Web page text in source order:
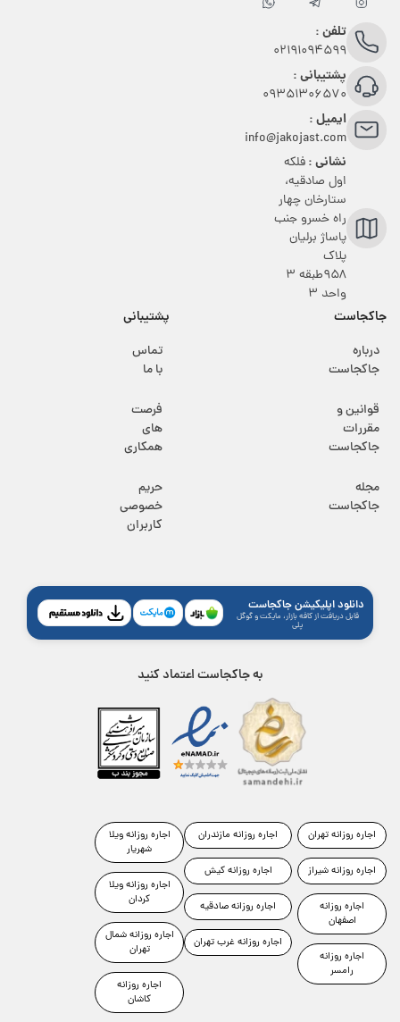
تلفن :
02191094599
پشتیبانی :
09351306570
ایمیل :
info@jakojast.com
نشانی :فلکه
اول صادقیه،
ستارخان چهار
راه خسرو جنب
پاساژ برلیان
پلاک
۹۵۸طبقه 3
واحد 3
جاکجاست
درباره
جاکجاست
قوانین و
مقررات
جاکجاست
مجله
جاکجاست
پشتیبانی
تماس
با ما
فرصت
های
همکاری
حریم
خصوصی
کاربران
دانلود اپلیکیشن جاکجاست
قابل دریافت از کافه بازار، مایکت و گوگل
پلی
به جاکجاست اعتماد کنید
اجاره روزانه تهران
اجاره روزانه شیراز
اجاره روزانه
اصفهان
اجاره روزانه
رامسر
اجاره روزانه مازندران
اجاره روزانه کیش
اجاره روزانه صادقیه
اجاره روزانه غرب تهران
اجاره روزانه ویلا
شهریار
اجاره روزانه ویلا
کردان
اجاره روزانه شمال
تهران
اجاره روزانه
کاشان